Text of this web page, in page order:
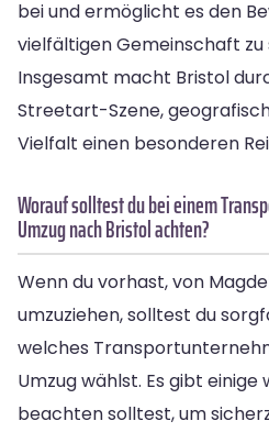
bei und ermöglicht es den
vielfältigen Gemeinschaft zu
Insgesamt macht Bristol
Streetart-Szene,
Vielfalt einen besonderen
Worauf solltest du bei einem
Umzug nach Bristol achten?
Wenn du vorhast, von
umzuziehen, solltest du
welches
Umzug wählst. Es gibt
beachten solltest, um